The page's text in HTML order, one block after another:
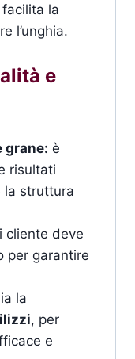
facilita la
l’unghia.
e
grane: è
risultati
la struttura
cliente deve
per garantire
la
, per
e